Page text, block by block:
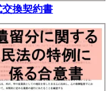
交換契約書